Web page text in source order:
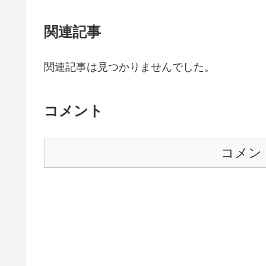
関連記事
関連記事は見つかりませんでした。
コメント
コメン